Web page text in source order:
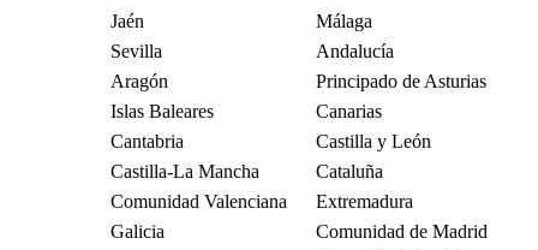
Jaén
Málaga
Sevilla
Andalucía
Aragón
Principado de Asturias
Islas Baleares
Canarias
Cantabria
Castilla y León
Castilla-La Mancha
Cataluña
Comunidad Valenciana
Extremadura
Galicia
Comunidad de Madrid